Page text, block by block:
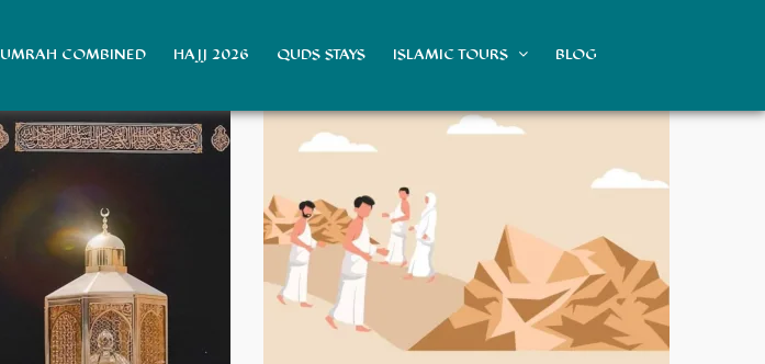
UMRAH COMBINED HAJJ 2026 QUDS STAYS ISLAMIC TOURS BLOG